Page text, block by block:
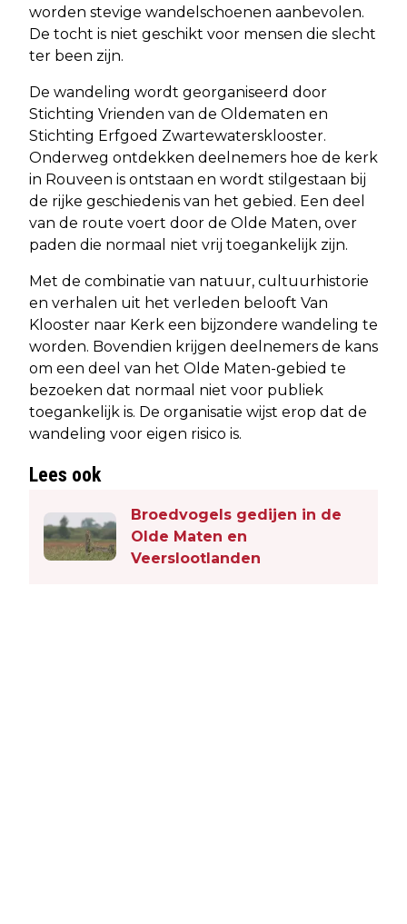
worden stevige wandelschoenen aanbevolen.
De tocht is niet geschikt voor mensen die slecht
ter been zijn.
De wandeling wordt georganiseerd door
Stichting Vrienden van de Oldematen en
Stichting Erfgoed Zwartewatersklooster.
Onderweg ontdekken deelnemers hoe de kerk
in Rouveen is ontstaan en wordt stilgestaan bij
de rijke geschiedenis van het gebied. Een deel
van de route voert door de Olde Maten, over
paden die normaal niet vrij toegankelijk zijn.
Met de combinatie van natuur, cultuurhistorie
en verhalen uit het verleden belooft Van
Klooster naar Kerk een bijzondere wandeling te
worden. Bovendien krijgen deelnemers de kans
om een deel van het Olde Maten-gebied te
bezoeken dat normaal niet voor publiek
toegankelijk is. De organisatie wijst erop dat de
wandeling voor eigen risico is.
Lees ook
Broedvogels gedijen in de
Olde Maten en
Veerslootlanden